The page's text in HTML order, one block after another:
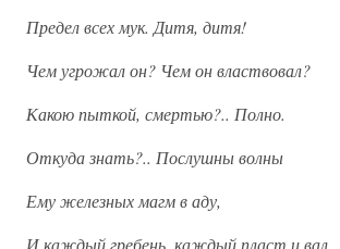
Предел всех мук. Дитя, дитя!
Чем угрожал он? Чем он властвовал?
Какою пыткой, смертью?.. Полно.
Откуда знать?.. Послушны волны
Ему железных магм в аду,
И каждый гребень, каждый пласт и вал